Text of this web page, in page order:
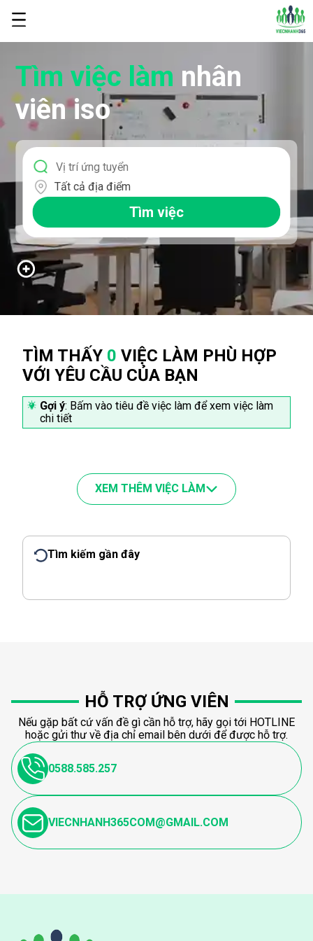
Tìm việc làm nhân
viên iso
Tất cả địa điểm
Tìm việc
TÌM THẤY 0 VIỆC LÀM PHÙ HỢP
VỚI YÊU CẦU CỦA BẠN
Gợi ý: Bấm vào tiêu đề việc làm để xem việc làm
chi tiết
XEM THÊM VIỆC LÀM
Tìm kiếm gần đây
HỖ TRỢ ỨNG VIÊN
Nếu gặp bất cứ vấn đề gì cần hỗ trợ, hãy gọi tới HOTLINE
hoặc gửi thư về địa chỉ email bên dưới để được hỗ trợ.
0588.585.257
VIECNHANH365COM@GMAIL.COM